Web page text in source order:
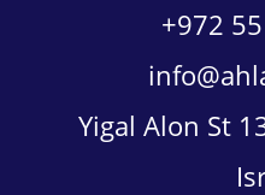
+972
Yigal Alon St